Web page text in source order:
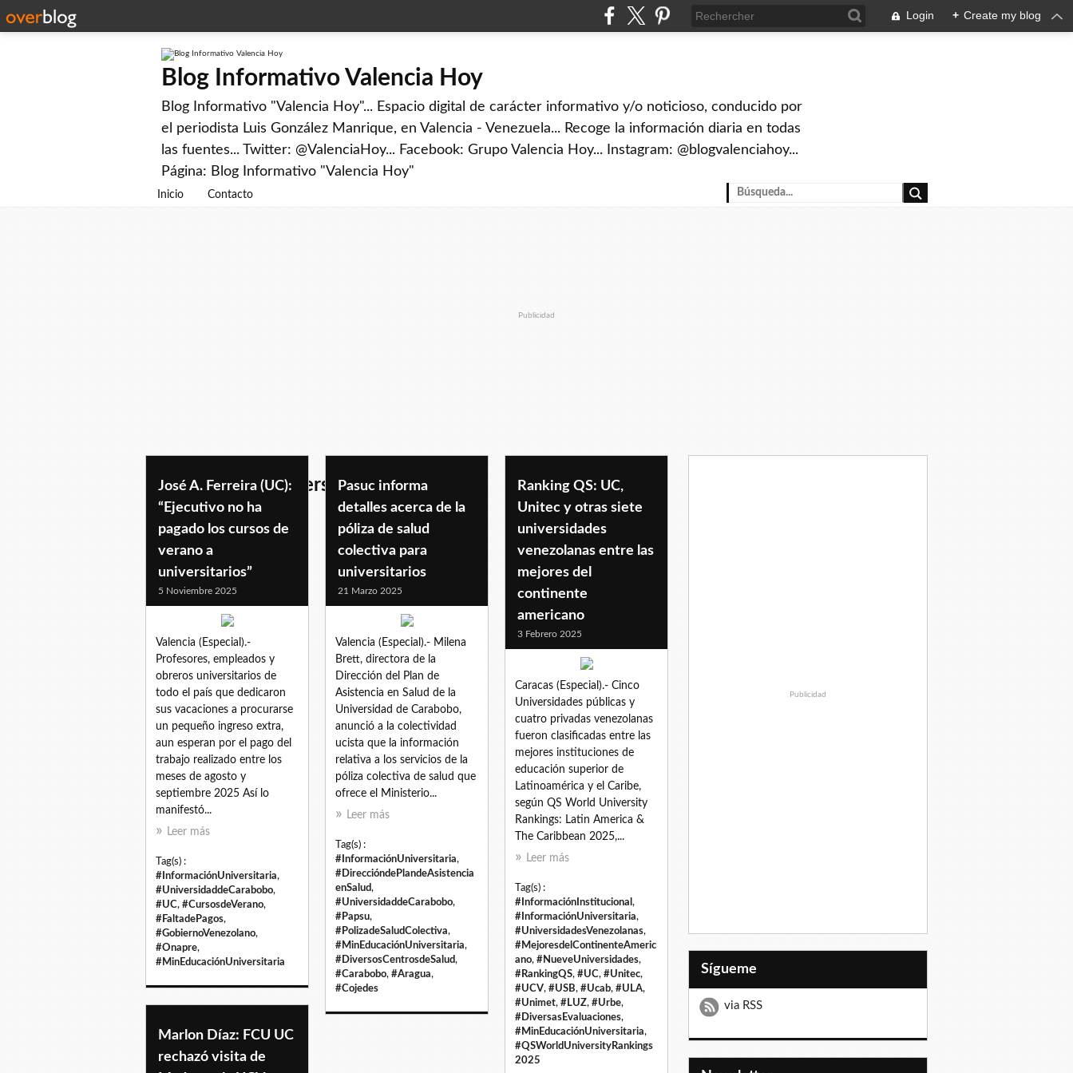
Login + Create my blog
Blog Informativo Valencia Hoy
Blog Informativo "Valencia Hoy"... Espacio digital de carácter informativo y/o noticioso, conducido por
el periodista Luis González Manrique, en Valencia - Venezuela... Recoge la información diaria en todas
las fuentes... Twitter: @ValenciaHoy... Facebook: Grupo Valencia Hoy... Instagram: @blogvalenciahoy...
Página: Blog Informativo "Valencia Hoy"
Inicio Contacto
Publicidad
mineducacionuniversitaria
José A. Ferreira (UC):
“Ejecutivo no ha
pagado los cursos de
verano a
universitarios”
5 Noviembre 2025
Valencia (Especial).-
Profesores, empleados y
obreros universitarios de
todo el país que dedicaron
sus vacaciones a procurarse
un pequeño ingreso extra,
aun esperan por el pago del
trabajo realizado entre los
meses de agosto y
septiembre 2025 Así lo
manifestó...
Leer más
Tag(s) :
#InformaciónUniversitaria,
#UniversidaddeCarabobo,
#UC, #CursosdeVerano,
#FaltadePagos,
#GobiernoVenezolano,
#Onapre,
#MinEducaciónUniversitaria
Pasuc informa
detalles acerca de la
póliza de salud
colectiva para
universitarios
21 Marzo 2025
Valencia (Especial).- Milena
Brett, directora de la
Dirección del Plan de
Asistencia en Salud de la
Universidad de Carabobo,
anunció a la colectividad
ucista que la información
relativa a los servicios de la
póliza colectiva de salud que
ofrece el Ministerio...
Leer más
Tag(s) :
#InformaciónUniversitaria,
#DireccióndePlandeAsistencia
enSalud,
#UniversidaddeCarabobo,
#Papsu,
#PolizadeSaludColectiva,
#MinEducaciónUniversitaria,
#DiversosCentrosdeSalud,
#Carabobo, #Aragua,
#Cojedes
Ranking QS: UC,
Unitec y otras siete
universidades
venezolanas entre las
mejores del
continente
americano
3 Febrero 2025
Caracas (Especial).- Cinco
Universidades públicas y
cuatro privadas venezolanas
fueron clasificadas entre las
mejores instituciones de
educación superior de
Latinoamérica y el Caribe,
según QS World University
Rankings: Latin America &
The Caribbean 2025,...
Leer más
Tag(s) :
#InformaciónInstitucional ,
#InformaciónUniversitaria,
#UniversidadesVenezolanas,
#MejoresdelContinenteAmeric
ano, #NueveUniversidades,
#RankingQS, #UC, #Unitec,
#UCV, #USB, #Ucab, #ULA,
#Unimet, #LUZ, #Urbe,
#DiversasEvaluaciones,
#MinEducaciónUniversitaria,
#QSWorldUniversityRankings
2025
Marlon Díaz: FCU UC
rechazó visita de
Publicidad
Sígueme
via RSS